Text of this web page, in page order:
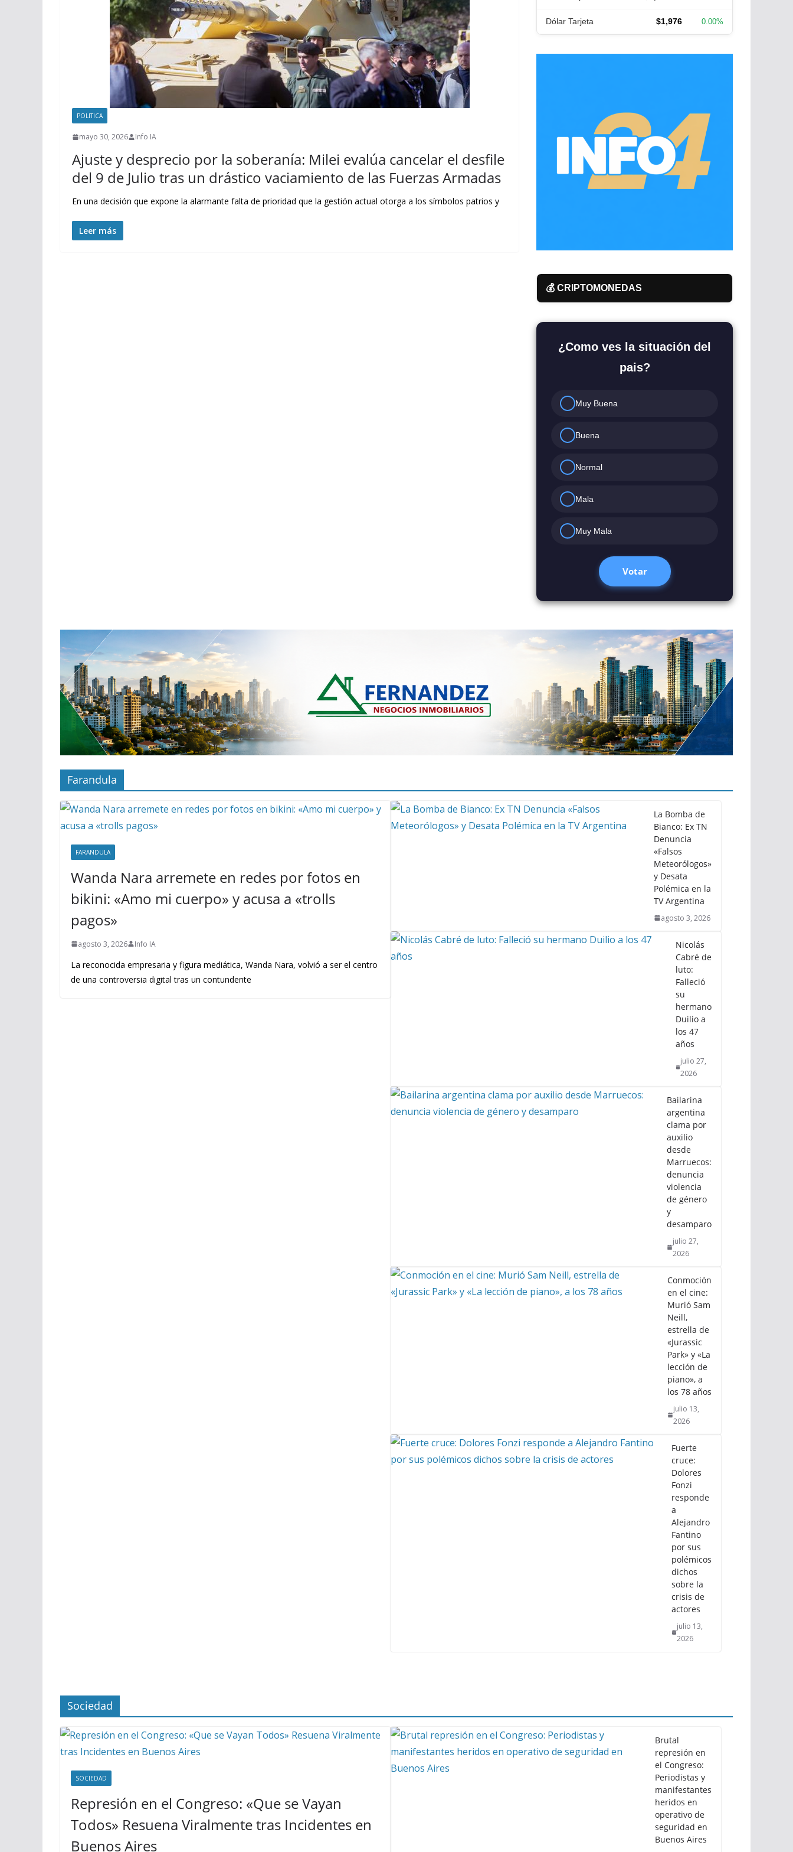
POLITICA
mayo 30, 2026 Info IA
Ajuste y desprecio por la soberanía: Milei evalúa cancelar el desfile
del 9 de Julio tras un drástico vaciamiento de las Fuerzas Armadas
En una decisión que expone la alarmante falta de prioridad que la gestión actual otorga a los símbolos patrios y
Leer más
Dólar Tarjeta $1,976 0.00%
💰 CRIPTOMONEDAS
¿Como ves la situación del
pais?
Muy Buena
Buena
Normal
Mala
Muy Mala
Votar
Farandula
FARANDULA
Wanda Nara arremete en redes por fotos en
bikini: «Amo mi cuerpo» y acusa a «trolls
pagos»
agosto 3, 2026 Info IA
La reconocida empresaria y figura mediática, Wanda Nara, volvió a ser el centro
de una controversia digital tras un contundente
La Bomba de
Bianco: Ex TN
Denuncia
«Falsos
Meteorólogos»
y Desata
Polémica en la
TV Argentina
agosto 3, 2026
Nicolás
Cabré de
luto:
Falleció
su
hermano
Duilio a
los 47
años
julio 27,
2026
Bailarina
argentina
clama por
auxilio
desde
Marruecos:
denuncia
violencia
de género
y
desamparo
julio 27,
2026
Conmoción
en el cine:
Murió Sam
Neill,
estrella de
«Jurassic
Park» y «La
lección de
piano», a
los 78 años
julio 13,
2026
Fuerte
cruce:
Dolores
Fonzi
responde
a
Alejandro
Fantino
por sus
polémicos
dichos
sobre la
crisis de
actores
julio 13,
2026
Sociedad
SOCIEDAD
Represión en el Congreso: «Que se Vayan
Todos» Resuena Viralmente tras Incidentes en
Buenos Aires
Brutal
represión en
el Congreso:
Periodistas y
manifestantes
heridos en
operativo de
seguridad en
Buenos Aires